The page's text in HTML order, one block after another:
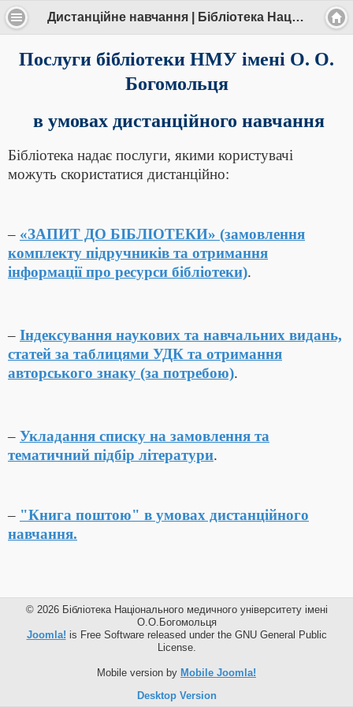
Дистанційне навчання | Бібліотека Національного медичного університету імені О.О.Богомольця
Послуги бібліотеки НМУ імені О. О.
Богомольця
в умовах дистанційного навчання
Бібліотека надає послуги, якими користувачі
можуть скористатися дистанційно:
– «ЗАПИТ ДО БІБЛІОТЕКИ» (замовлення
комплекту підручників та отримання
інформації про ресурси бібліотеки).
– Індексування наукових та навчальних видань,
статей за таблицями УДК та отримання
авторського знаку (за потребою).
– Укладання списку на замовлення та
тематичний підбір літератури.
– "Книга поштою" в умовах дистанційного
навчання.
© 2026 Бібліотека Національного медичного університету імені
О.О.Богомольця
Joomla! is Free Software released under the GNU General Public
License.
Mobile version by Mobile Joomla!
Desktop Version